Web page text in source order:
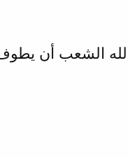
الله الشعب أن